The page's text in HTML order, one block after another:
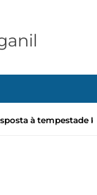
à tempestade